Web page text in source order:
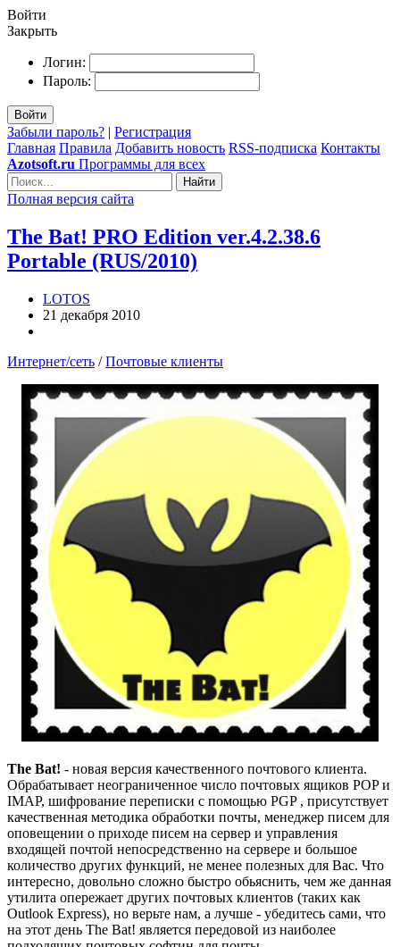
Войти
Закрыть
Логин:
Пароль:
Войти
Забыли пароль? | Регистрация
Главная Правила Добавить новость RSS-подписка Контакты
Azotsoft.ru Программы для всех
Найти
Полная версия сайта
The Bat! PRO Edition ver.4.2.38.6
Portable (RUS/2010)
LOTOS
21 декабря 2010
Интернет/сеть /Почтовые клиенты
The Bat! - новая версия качественного почтового клиента.
Обрабатывает неограниченное число почтовых ящиков POP и
IMAP, шифрование переписки с помощью PGP , присутствует
качественная методика обработки почты, менеджер писем для
оповещении о приходе писем на сервер и управления
входящей почтой непосредственно на сервере и большое
количество других функций, не менее полезных для Вас. Что
интересно, довольно сложно быстро обьяснить, чем же данная
утилита опережает других почтовых клиентов (таких как
Outlook Express), но верьте нам, а лучше - убедитесь сами, что
на этот день The Bat! является передовой из наиболее